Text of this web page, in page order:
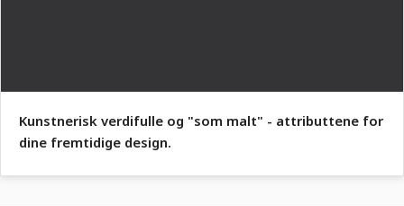
Kunstnerisk verdifulle og "som malt" - attributtene for
dine fremtidige design.